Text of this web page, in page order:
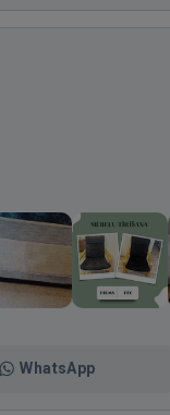
WhatsApp